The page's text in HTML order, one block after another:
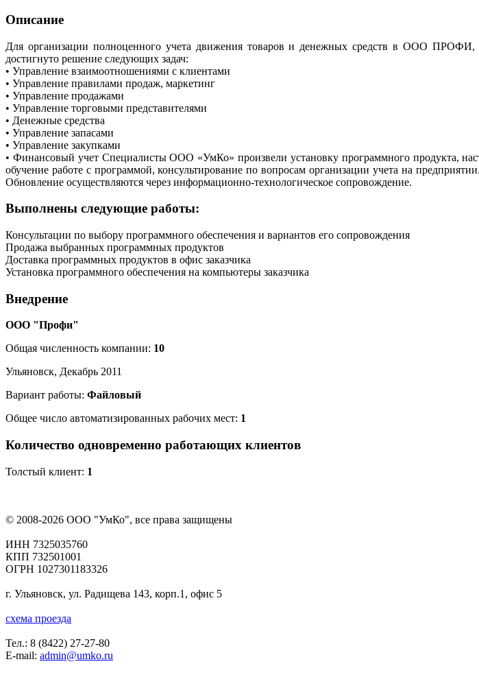
Описание
Для организации полноценного учета движения товаров и денежных средств в ООО
достигнуто решение следующих задач:
• Управление взаимоотношениями с клиентами
• Управление правилами продаж, маркетинг
• Управление продажами
• Управление торговыми представителями
• Денежные средства
• Управление запасами
• Управление закупками
• Финансовый учет Специалисты ООО «УмКо» произвели установку программного продукта,
обучение работе с программой, консультирование по вопросам организации учета на
Обновление осуществляются через информационно-технологическое сопровождение.
Выполнены следующие работы:
Консультации по выбору программного обеспечения и вариантов его сопровождения
Продажа выбранных программных продуктов
Доставка программных продуктов в офис заказчика
Установка программного обеспечения на компьютеры заказчика
Внедрение
ООО "Профи"
Общая численность компании: 10
Ульяновск, Декабрь 2011
Вариант работы: Файловый
Общее число автоматизированных рабочих мест: 1
Количество одновременно работающих клиентов
Толстый клиент: 1
© 2008-2026 ООО "УмКо", все права защищены
ИНН 7325035760
КПП 732501001
ОГРН 1027301183326
г. Ульяновск, ул. Радищева 143, корп.1, офис 5
схема проезда
Тел.: 8 (8422) 27-27-80
E-mail: admin@umko.ru